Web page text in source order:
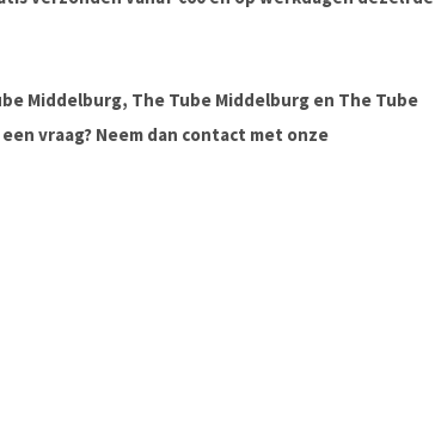
Middelburg, The Tube Middelburg en The Tube
vraag? Neem dan contact met onze